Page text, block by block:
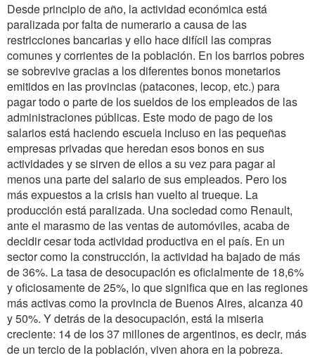
Desde principio de año, la actividad económica está
paralizada por falta de numerario a causa de las
restricciones bancarias y ello hace difícil las compras
comunes y corrientes de la población. En los barrios pobres
se sobrevive gracias a los diferentes bonos monetarios
emitidos en las provincias (patacones, lecop, etc.) para
pagar todo o parte de los sueldos de los empleados de las
administraciones públicas. Este modo de pago de los
salarios está haciendo escuela incluso en las pequeñas
empresas privadas que heredan esos bonos en sus
actividades y se sirven de ellos a su vez para pagar al
menos una parte del salario de sus empleados. Pero los
más expuestos a la crisis han vuelto al trueque. La
producción está paralizada. Una sociedad como Renault,
ante el marasmo de las ventas de automóviles, acaba de
decidir cesar toda actividad productiva en el país. En un
sector como la construcción, la actividad ha bajado de más
de 36%. La tasa de desocupación es oficialmente de 18,6%
y oficiosamente de 25%, lo que significa que en las regiones
más activas como la provincia de Buenos Aires, alcanza 40
y 50%. Y detrás de la desocupación, está la miseria
creciente: 14 de los 37 millones de argentinos, es decir, más
de un tercio de la población, viven ahora en la pobreza.